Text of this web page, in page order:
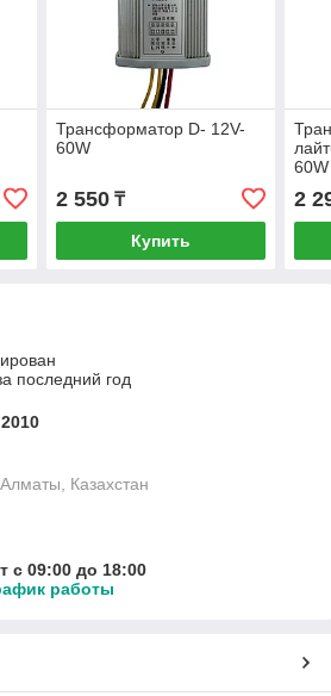
Трансформатор D- 12V-
60W
2 550₸
Купить
60W
2
последний год
Казахстан
с 09:00 до 18:00
работы